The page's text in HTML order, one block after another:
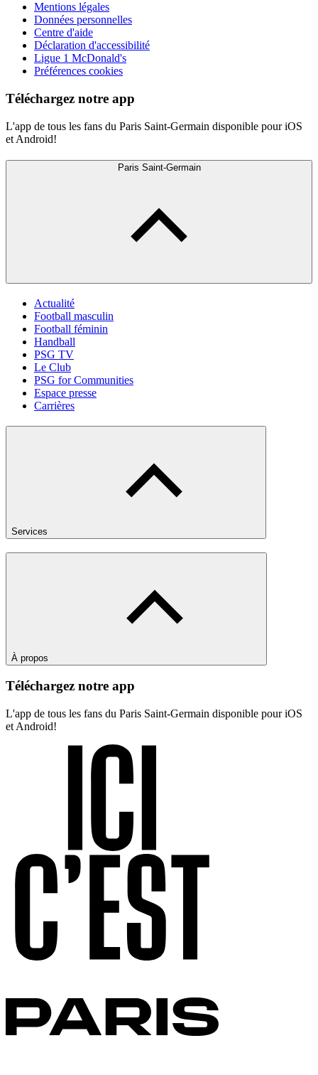
Mentions légales
Données personnelles
Centre d'aide
Déclaration d'accessibilité
Ligue 1 McDonald's
Préférences cookies
Téléchargez notre app
L'app de tous les fans du Paris Saint-Germain disponible pour iOS
et Android!
Paris Saint-Germain
Actualité
Football masculin
Football féminin
Handball
PSG TV
Le Club
PSG for Communities
Espace presse
Carrières
Services
À propos
Téléchargez notre app
L'app de tous les fans du Paris Saint-Germain disponible pour iOS
et Android!